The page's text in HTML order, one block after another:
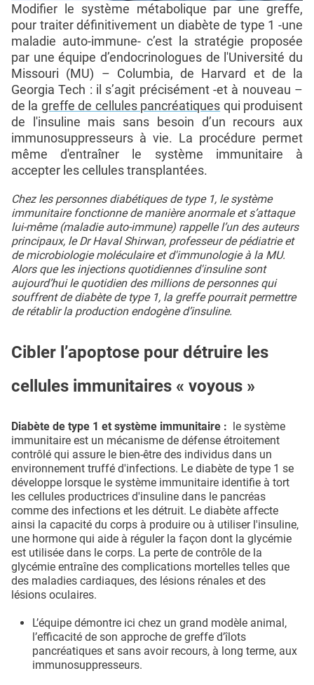
Modifier le système métabolique par une greffe,
pour traiter définitivement un diabète de type 1 -une
maladie auto-immune- c’est la stratégie proposée
par une équipe d’endocrinologues de l'Université du
Missouri (MU) – Columbia, de Harvard et de la
Georgia Tech : il s’agit précisément -et à nouveau –
de la greffe de cellules pancréatiques qui produisent
de l'insuline mais sans besoin d’un recours aux
immunosuppresseurs à vie. La procédure permet
même d'entraîner le système immunitaire à
accepter les cellules transplantées.
Chez les personnes diabétiques de type 1, le système
immunitaire fonctionne de manière anormale et s’attaque
lui-même (maladie auto-immune) rappelle l’un des auteurs
principaux, le Dr Haval Shirwan, professeur de pédiatrie et
de microbiologie moléculaire et d'immunologie à la MU.
Alors que les injections quotidiennes d'insuline sont
aujourd’hui le quotidien des millions de personnes qui
souffrent de diabète de type 1, la greffe pourrait permettre
de rétablir la production endogène d’insuline.
Cibler l’apoptose pour détruire les
cellules immunitaires « voyous »
Diabète de type 1 et système immunitaire : le système
immunitaire est un mécanisme de défense étroitement
contrôlé qui assure le bien-être des individus dans un
environnement truffé d'infections. Le diabète de type 1 se
développe lorsque le système immunitaire identifie à tort
les cellules productrices d'insuline dans le pancréas
comme des infections et les détruit. Le diabète affecte
ainsi la capacité du corps à produire ou à utiliser l'insuline,
une hormone qui aide à réguler la façon dont la glycémie
est utilisée dans le corps. La perte de contrôle de la
glycémie entraîne des complications mortelles telles que
des maladies cardiaques, des lésions rénales et des
lésions oculaires.
L’équipe démontre ici chez un grand modèle animal,
l’efficacité de son approche de greffe d’îlots
pancréatiques et sans avoir recours, à long terme, aux
immunosuppresseurs.